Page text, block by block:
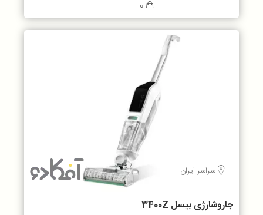
سراسر ایران
جاروشارژی بیسل 3400Z